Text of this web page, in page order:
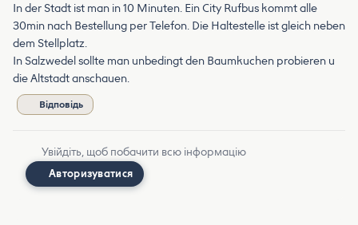
In der Stadt ist man in 10 Minuten. Ein City Rufbus kommt alle
30min nach Bestellung per Telefon. Die Haltestelle ist gleich neben
dem Stellplatz.
In Salzwedel sollte man unbedingt den Baumkuchen probieren u
die Altstadt anschauen.
Відповідь
Увійдіть, щоб побачити всю інформацію
Авторизуватися